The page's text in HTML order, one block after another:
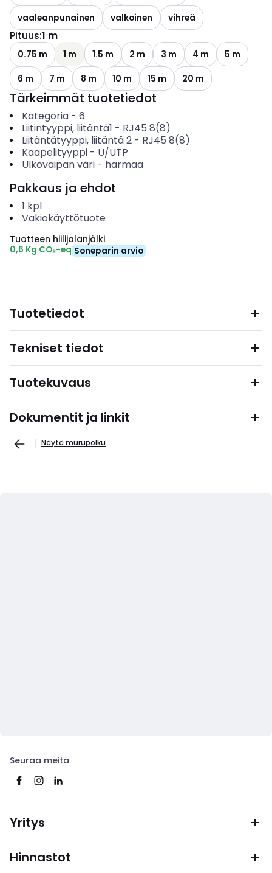
vaaleanpunainen
valkoinen vihreä
Pituus:1 m
0.75 m 1 m 1.5 m 2 m 3 m 4 m
5 m
6 m
7 m 8 m 10 m 15 m 20 m
Tärkeimmät tuotetiedot
Kategoria- 6
Liitintyyppi, liitäntä1 - RJ45 8(8)
Liitäntätyyppi, liitäntä 2- RJ45 8(8)
Kaapelityyppi- U/UTP
Ulkovaipan väri- harmaa
Pakkaus ja ehdot
1 kpl
Vakiokäyttötuote
Tuotteen hiilijalanjälki
0,6 Kg CO₂-eq Soneparin arvio
Tuotetiedot
Tekniset tiedot
Tuotekuvaus
Dokumentit ja linkit
Näytä murupolku
Seuraa meitä
Yritys
Hinnastot